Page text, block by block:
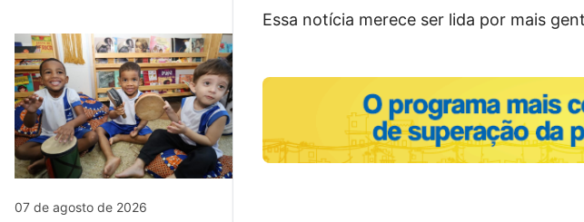
07 de agosto de 2026
Essa notícia merece ser lida por mais